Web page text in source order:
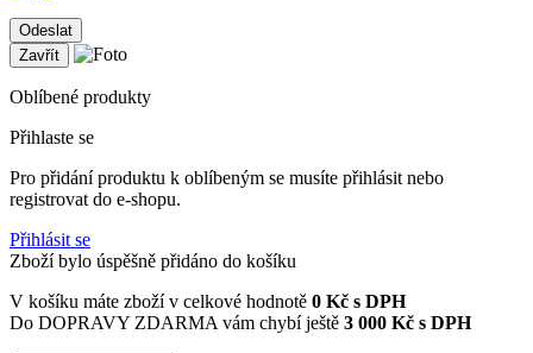
Odeslat
Zavřít
Oblíbené produkty
Přihlaste se
Pro přidání produktu k oblíbeným se musíte přihlásit nebo
registrovat do e-shopu.
Přihlásit se
Zboží bylo úspěšně přidáno do košíku
V košíku máte zboží v celkové hodnotě 0 Kč s DPH
Do DOPRAVY ZDARMA vám chybí ještě 3 000 Kč s DPH